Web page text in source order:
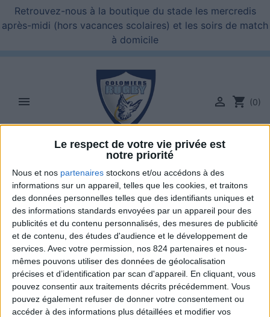
Le respect de votre vie privée est
notre priorité
Nous et nos partenaires stockons et/ou accédons à des
informations sur un appareil, telles que les cookies, et traitons
des données personnelles telles que des identifiants uniques et
des informations standards envoyées par un appareil pour des
publicités et du contenu personnalisés, des mesures de publicité
et de contenu, des études d'audience et le développement de
services. Avec votre permission, nos 824 partenaires et nous-
mêmes pouvons utiliser des données de géolocalisation
précises et d’identification par scan d'appareil. En cliquant, vous
pouvez consentir aux traitements décrits précédemment. Vous
pouvez également refuser de donner votre consentement ou
accéder à des informations plus détaillées et modifier vos
Retrouvez-nous à la boutique du stade les mercredis
après-midi (hors vacances scolaires) et les soirs de match
à domicile
  shopping_cart (0)